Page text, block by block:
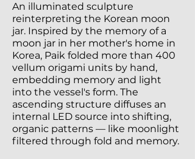
An illuminated sculpture
reinterpreting the Korean moon
jar. Inspired by the memory of a
moon jar in her mother's home in
Korea, Paik folded more than 400
vellum origami units by hand,
embedding memory and light
into the vessel's form. The
ascending structure diffuses an
internal LED source into shifting,
organic patterns — like moonlight
filtered through fold and memory.